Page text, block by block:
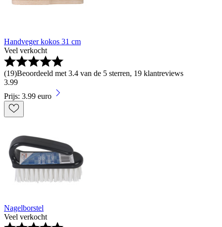
Handveger kokos 31 cm
Veel verkocht
(19)Beoordeeld met 3.4 van de 5 sterren, 19 klantreviews
3.99
Prijs: 3.99 euro
Nagelborstel
Veel verkocht